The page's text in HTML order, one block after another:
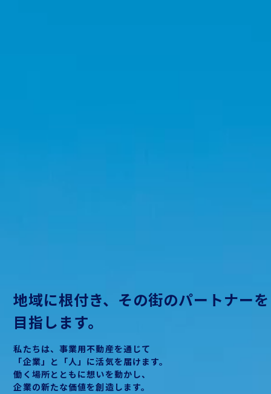
地域に根付き、 その街のパートナーを
目指します。
私たちは、事業用不動産を通じて
「企業」と「人」に活気を届けます。
働く場所とともに想いを動かし、
企業の新たな価値を創造します。